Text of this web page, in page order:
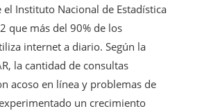
Instituto Nacional de Estadística
que más del 90% de los
internet a diario. Según la
la cantidad de consultas
acoso en línea y problemas de
un crecimiento